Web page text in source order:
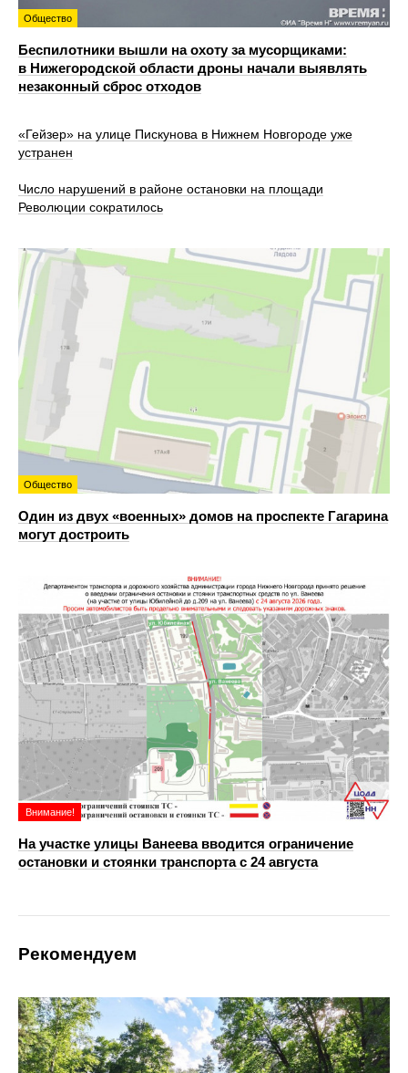
Общество
Беспилотники вышли на охоту за мусорщиками:
в Нижегородской области дроны начали выявлять
незаконный сброс отходов
«Гейзер» на улице Пискунова в Нижнем Новгороде уже
устранен
Число нарушений в районе остановки на площади
Революции сократилось
Общество
Один из двух «военных» домов на проспекте Гагарина
могут достроить
Внимание!
На участке улицы Ванеева вводится ограничение
остановки и стоянки транспорта с 24 августа
Рекомендуем